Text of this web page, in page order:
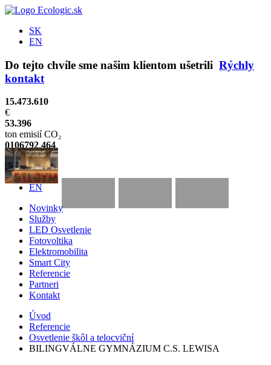
SK
EN
Do tejto chvíle sme našim klientom ušetrili Rýchly
kontakt
15.473.610
€
53.396
ton emisií CO₂
0106792,465
MWh
SK
EN
Novinky
Služby
LED Osvetlenie
Fotovoltika
Elektromobilita
Smart City
Referencie
Partneri
Kontakt
Úvod
Referencie
Osvetlenie škôl a telocviční
BILINGVÁLNE GYMNÁZIUM C.S. LEWISA